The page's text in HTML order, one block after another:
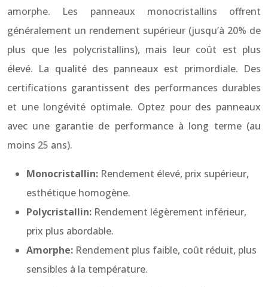
amorphe. Les panneaux monocristallins offrent
généralement un rendement supérieur (jusqu’à 20% de
plus que les polycristallins), mais leur coût est plus
élevé. La qualité des panneaux est primordiale. Des
certifications garantissent des performances durables
et une longévité optimale. Optez pour des panneaux
avec une garantie de performance à long terme (au
moins 25 ans).
Monocristallin: Rendement élevé, prix supérieur,
esthétique homogène.
Polycristallin: Rendement légèrement inférieur,
prix plus abordable.
Amorphe: Rendement plus faible, coût réduit, plus
sensibles à la température.